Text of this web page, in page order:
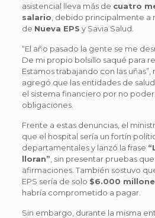
asistencial lleva más de cuatro
salario , debido principalmente a
de Nueva EPS y Savia Salud.
“El año pasado la gente se me
De mi propio bolsillo saqué para
Estamos trabajando con las
agregó que las entidades de
el sistema financiero por no
obligaciones.
Frente a estas denuncias, el
que el hospital sería un fortín
departamentales y lanzó la frase
lloran” , sin presentar pruebas
afirmaciones. También sostuvo
EPS sería de solo $6.000
habría comprometido a pagar.
Sin embargo, durante la misma